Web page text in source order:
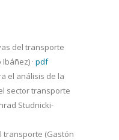
del transporte
Ibáñez) · pdf
el análisis de la
sector transporte
Studnicki-
transporte (Gastón